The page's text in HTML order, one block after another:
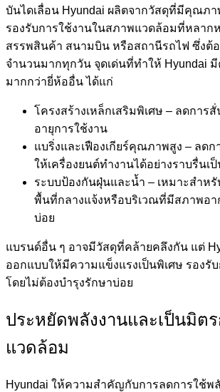
บันไดเลื่อน Hyundai ผลิตจากวัสดุที่มีคุณภ
รองรับการใช้งานในสภาพแวดล้อมที่หลาก
สรรพสินค้า สนามบิน หรือสถานีรถไฟ ซึ่งต้อ
จำนวนมากทุกวัน จุดเด่นที่ทำให้ Hyundai
มากกว่ายี่ห้ออื่น ได้แก่
โครงสร้างเหล็กเสริมพิเศษ – ลดการสั่
อายุการใช้งาน
แบริ่งและเฟืองเกียร์คุณภาพสูง – ลดก
ให้เครื่องยนต์ทำงานได้อย่างราบรื่นเ
ระบบป้องกันฝุ่นและน้ำ – เหมาะสำห
พื้นที่กลางแจ้งหรือบริเวณที่มีสภาพอา
บ่อย
แบรนด์อื่น ๆ อาจมีวัสดุที่คล้ายคลึงกัน แต่
ออกแบบให้มีความแข็งแรงเป็นพิเศษ รองรั
โดยไม่ต้องบำรุงรักษาบ่อย
ประหยัดพลังงานและเป็นมิต
แวดล้อม
Hyundai ให้ความสำคัญกับการลดการใช้พ